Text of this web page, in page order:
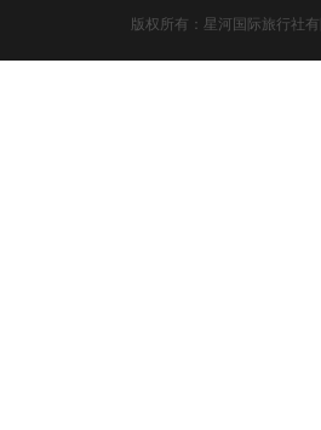
版权所有：星河国际旅行社